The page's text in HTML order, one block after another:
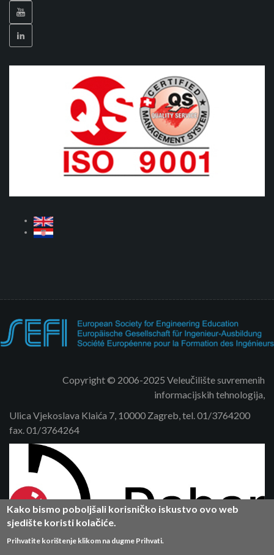
Copyright © 2006-2025 Veleučilište suvremenih
informacijskih tehnologija,
Ulica Vjekoslava Klaića 7, 10000 Zagreb, tel. 01/3764200
fax. 01/3764264
Kako bismo poboljšali korisničko iskustvo ovo web
sjedište koristi kolačiće.
Prihvatite korištenje klikom na dugme Prihvati.